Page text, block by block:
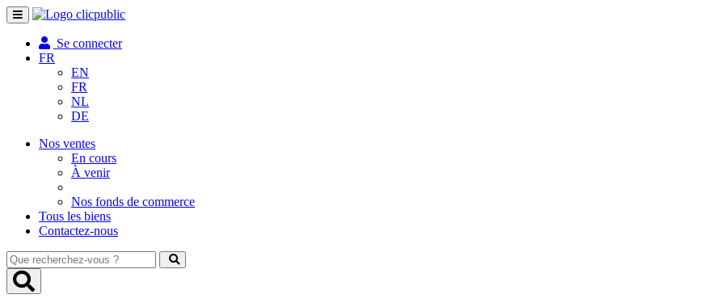
Toggle
navigation
Se connecter
FR
EN
FR
NL
DE
Nos ventes
En cours
À venir
Nos fonds de commerce
Tous les biens
Contactez-nous
Que
recherchez-
vous